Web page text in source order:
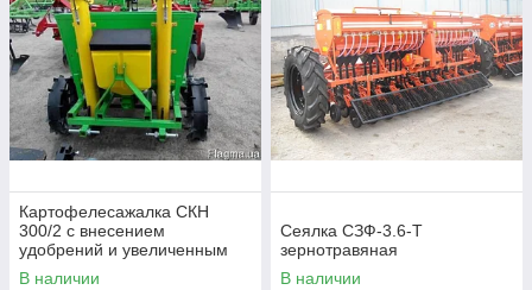
Картофелесажалка СКН
300/2 с внесением
удобрений и увеличенным
бункером
В наличии
Сеялка СЗФ-3.6-Т
зернотравяная
В наличии